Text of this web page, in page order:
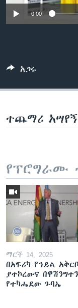
0:00
አጋሩ
ተጨማሪ አሣየኝ
የፕሮግራሙ
ማርች 14, 2025
በአፍሪካ የኅይል
ያተኮረውና
የተካሔደው ጉባኤ